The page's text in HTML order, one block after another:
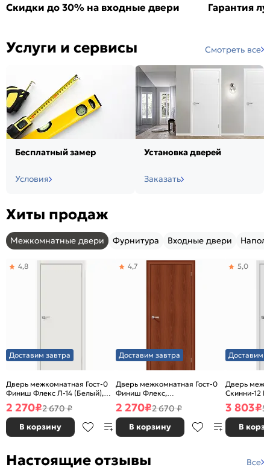
Скидки до 30% на входные двери Гарантия
Услуги и сервисы Смотреть все
Бесплатный замер
Условия
Установка дверей
Заказать
Хиты продаж
Межкомнатные двери Фурнитура Входные двери
Доставим завтра
Дверь межкомнатная Гост-0
Финиш Флекс Л-14 (Белый),
глухая, каркасно-щитовая
4,8
2 270₽2 670 ₽
В корзину
Доставим завтра
Дверь межкомнатная Гост-0
Финиш Флекс,
Ламинированные Л-11
(ИталОрех), глухая, каркасно-
щитовая
4,7
2 270₽2 670 ₽
В корзину
Доставим
Дверь
Скинни-12
глухая,
5,0
3 803₽5
В
Настоящие отзывы Все